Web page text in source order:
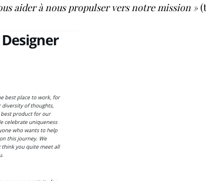
aider à nous propulser vers notre mission »